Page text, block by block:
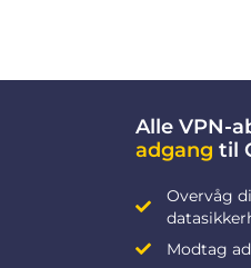
Alle VPN-
adgang til
Overvåg
Modtag